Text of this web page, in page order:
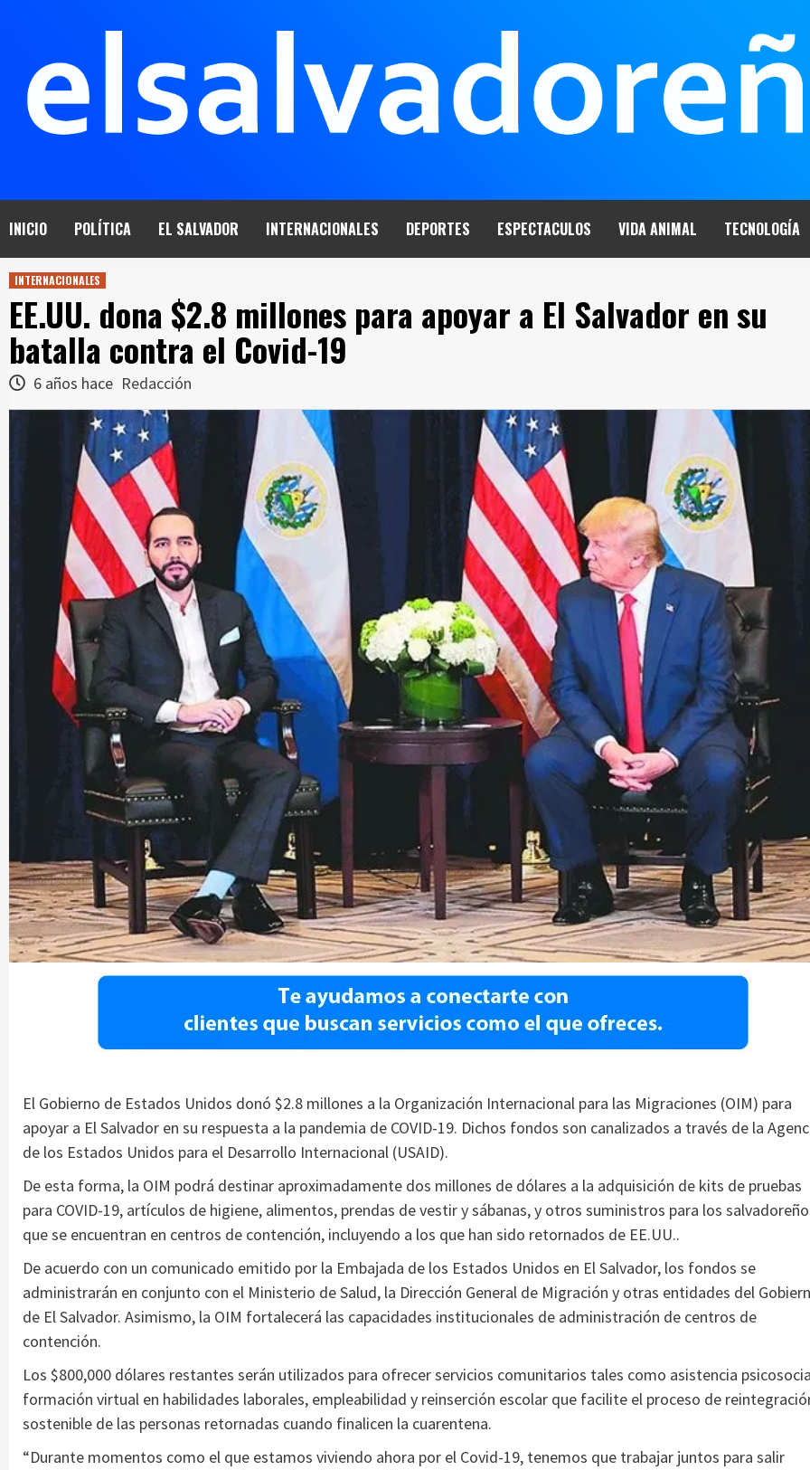
INICIO POLÍTICA EL SALVADOR INTERNACIONALES DEPORTES ESPECTACULOS VIDA ANIMAL TECNOLOGÍA
INTERNACIONALES
EE.UU. dona $2.8 millones para apoyar a El Salvador en su
batalla contra el Covid-19
6 años hace Redacción
El Gobierno de Estados Unidos donó $2.8 millones a la Organización Internacional para las Migraciones (OIM) para
apoyar a El Salvador en su respuesta a la pandemia de COVID-19. Dichos fondos son canalizados a través de la
de los Estados Unidos para el Desarrollo Internacional (USAID).
De esta forma, la OIM podrá destinar aproximadamente dos millones de dólares a la adquisición de kits de pruebas
para COVID-19, artículos de higiene, alimentos, prendas de vestir y sábanas, y otros suministros para los
que se encuentran en centros de contención, incluyendo a los que han sido retornados de EE.UU..
De acuerdo con un comunicado emitido por la Embajada de los Estados Unidos en El Salvador, los fondos se
administrarán en conjunto con el Ministerio de Salud, la Dirección General de Migración y otras entidades del
de El Salvador. Asimismo, la OIM fortalecerá las capacidades institucionales de administración de centros de
contención.
Los $800,000 dólares restantes serán utilizados para ofrecer servicios comunitarios tales como asistencia
formación virtual en habilidades laborales, empleabilidad y reinserción escolar que facilite el proceso de
sostenible de las personas retornadas cuando finalicen la cuarentena.
“Durante momentos como el que estamos viviendo ahora por el Covid-19, tenemos que trabajar juntos para salir